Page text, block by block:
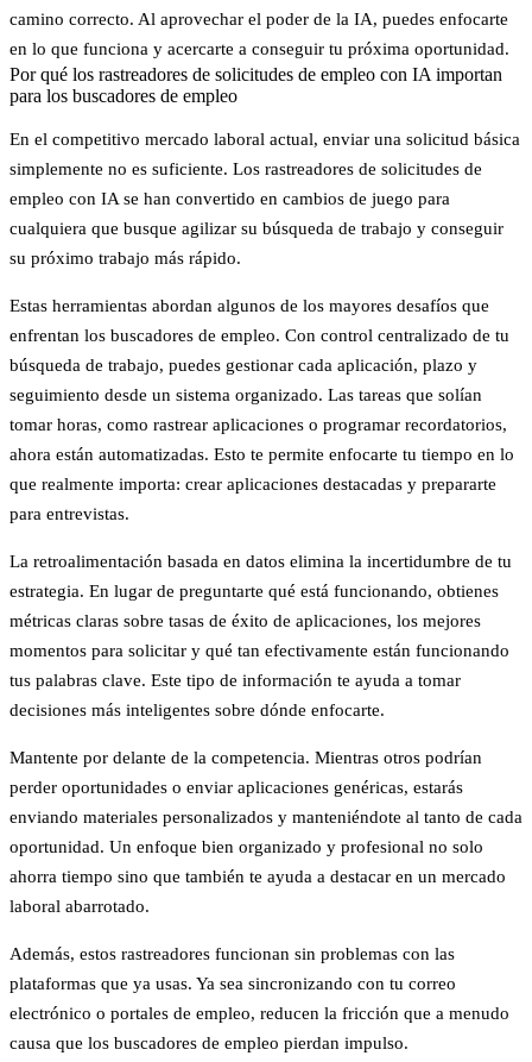
camino correcto. Al aprovechar el poder de la IA, puedes enfocarte
en lo que funciona y acercarte a conseguir tu próxima oportunidad.
Por qué los rastreadores de solicitudes de empleo con IA importan
para los buscadores de empleo
En el competitivo mercado laboral actual, enviar una solicitud básica
simplemente no es suficiente. Los rastreadores de solicitudes de
empleo con IA se han convertido en cambios de juego para
cualquiera que busque agilizar su búsqueda de trabajo y conseguir
su próximo trabajo más rápido.
Estas herramientas abordan algunos de los mayores desafíos que
enfrentan los buscadores de empleo. Con control centralizado de tu
búsqueda de trabajo, puedes gestionar cada aplicación, plazo y
seguimiento desde un sistema organizado. Las tareas que solían
tomar horas, como rastrear aplicaciones o programar recordatorios,
ahora están automatizadas. Esto te permite enfocarte tu tiempo en lo
que realmente importa: crear aplicaciones destacadas y prepararte
para entrevistas.
La retroalimentación basada en datos elimina la incertidumbre de tu
estrategia. En lugar de preguntarte qué está funcionando, obtienes
métricas claras sobre tasas de éxito de aplicaciones, los mejores
momentos para solicitar y qué tan efectivamente están funcionando
tus palabras clave. Este tipo de información te ayuda a tomar
decisiones más inteligentes sobre dónde enfocarte.
Mantente por delante de la competencia. Mientras otros podrían
perder oportunidades o enviar aplicaciones genéricas, estarás
enviando materiales personalizados y manteniéndote al tanto de cada
oportunidad. Un enfoque bien organizado y profesional no solo
ahorra tiempo sino que también te ayuda a destacar en un mercado
laboral abarrotado.
Además, estos rastreadores funcionan sin problemas con las
plataformas que ya usas. Ya sea sincronizando con tu correo
electrónico o portales de empleo, reducen la fricción que a menudo
causa que los buscadores de empleo pierdan impulso.